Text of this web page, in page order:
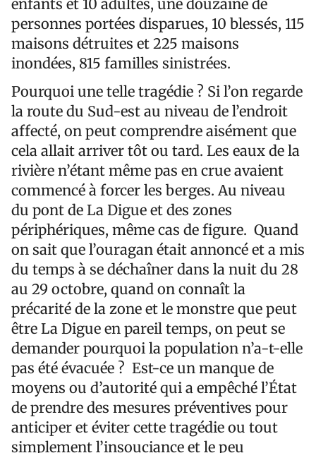
enfants et 10 adultes, une douzaine de
personnes portées disparues, 10 blessés, 115
maisons détruites et 225 maisons
inondées, 815 familles sinistrées.
Pourquoi une telle tragédie ? Si l’on regarde
la route du Sud-est au niveau de l’endroit
affecté, on peut comprendre aisément que
cela allait arriver tôt ou tard. Les eaux de la
rivière n’étant même pas en crue avaient
commencé à forcer les berges. Au niveau
du pont de La Digue et des zones
périphériques, même cas de figure. Quand
on sait que l’ouragan était annoncé et a mis
du temps à se déchaîner dans la nuit du 28
au 29 octobre, quand on connaît la
précarité de la zone et le monstre que peut
être La Digue en pareil temps, on peut se
demander pourquoi la population n’a-t-elle
pas été évacuée ? Est-ce un manque de
moyens ou d’autorité qui a empêché l’État
de prendre des mesures préventives pour
anticiper et éviter cette tragédie ou tout
simplement l’insouciance et le peu